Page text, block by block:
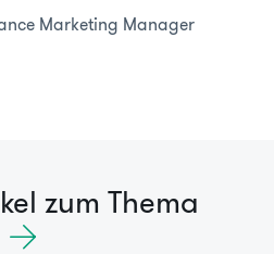
Marketing Manager
zum Thema